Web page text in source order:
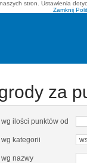
stron. Ustawienia
Zamknij
za
wg ilości punktów od
wg kategorii
wg nazwy